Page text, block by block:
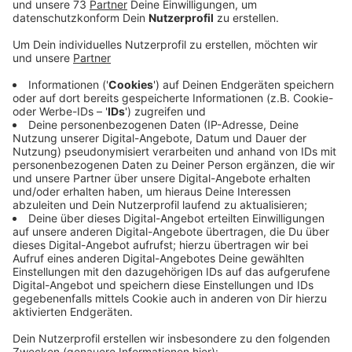
Anzeige
Unfall-Ursache noch unklar
Anzeige
Ein 79-jähriger Autofahrer aus Ochtrup war zwischen
Ochtrup und Metelen aus ungeklärter Ursache in den
Gegenverkehr geraten. Dort stieß er mit einem
entgegenkommenden Ford Transit zusammen. Der
drehte sich und kollidierte noch mit der
Leitplanke. Drei Menschen wurden schwer und drei
weitere leicht verletzt, darunter ein Kind. Im Einsatz
waren auch ein Rettungshubschrauber und ein
spezielles Unfallaufnahmeteam der Kreispolizei
Steinfurt. Die B54 war rund 5 Stunden lang komplett